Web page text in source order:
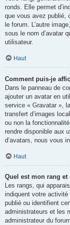
ronds. Elle permet
que vous avez publié,
le forum. L’autre
sous le nom d’avatar
utilisateur.
Haut
Comment puis-je
Dans le panneau de
ajouter un avatar en
service « Gravatar »,
transfert d’images
ou non la
rendre disponible aux
d’avatars, nous vous
Haut
Quel est mon rang
Les rangs, qui
indiquent votre
publié ou identifient
administrateurs et les
administrateur du